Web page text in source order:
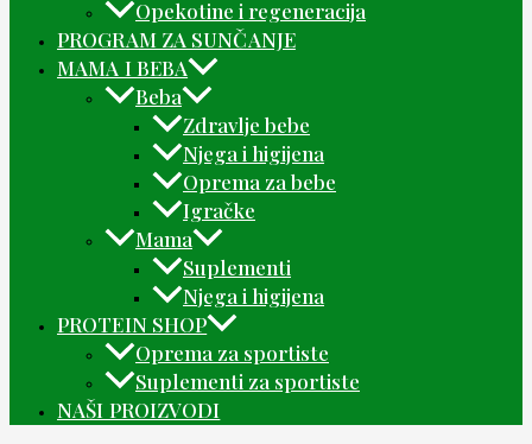
Opekotine i regeneracija
PROGRAM ZA SUNČANJE
MAMA I BEBA
Beba
Zdravlje bebe
Njega i higijena
Oprema za bebe
Igračke
Mama
Suplementi
Njega i higijena
PROTEIN SHOP
Oprema za sportiste
Suplementi za sportiste
NAŠI PROIZVODI